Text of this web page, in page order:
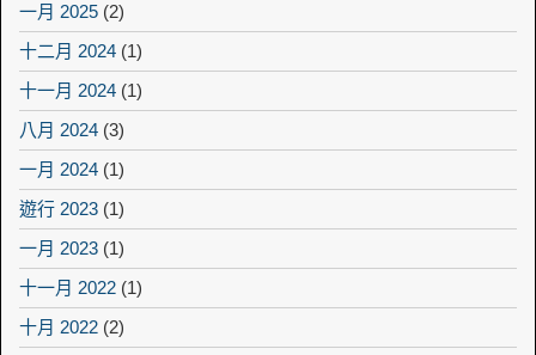
一月 2025 (2)
十二月 2024 (1)
十一月 2024 (1)
八月 2024 (3)
一月 2024 (1)
遊行 2023 (1)
一月 2023 (1)
十一月 2022 (1)
十月 2022 (2)